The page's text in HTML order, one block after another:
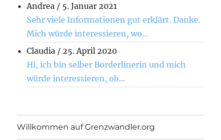
Andrea / 5. Januar 2021
Sehr viele Informationen gut erklärt. Danke.
Mich würde interessieren, wo...
Claudia / 25. April 2020
Hi, ich bin selber Borderlinerin und mich
würde interessieren, ob...
Willkommen auf Grenzwandler.org